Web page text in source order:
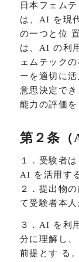
日本フェム
は、AI を現
の一つと位
は、AI の利
ェムテック
ーを適切に
意思決定で
能力の評価を
第２条（
１．受験者
AI を活用す
２．提出物
て受験者本人
３．AI を利
分に理解し
前提とす る